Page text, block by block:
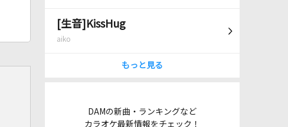
[生音]KissHug
aiko
もっと見る
DAMの新曲・ランキングなど
カラオケ最新情報をチェック！